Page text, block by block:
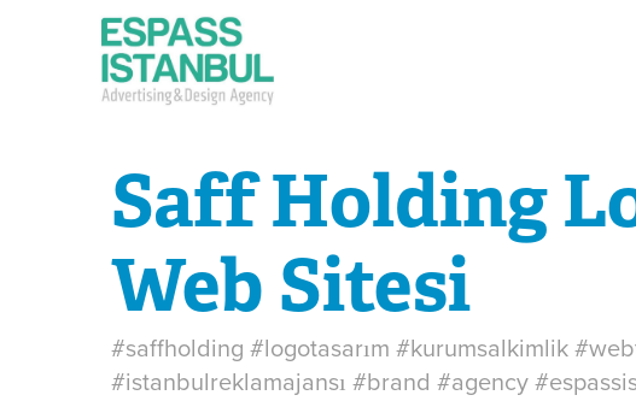
Saff Holding
Web Sitesi
#saffholding #logotasarım #kurumsalkimlik
#istanbulreklamajansı #brand #agency